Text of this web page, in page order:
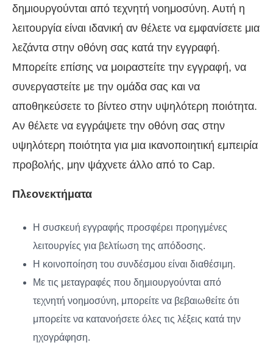
δημιουργούνται από τεχνητή νοημοσύνη. Αυτή η
λειτουργία είναι ιδανική αν θέλετε να εμφανίσετε μια
λεζάντα στην οθόνη σας κατά την εγγραφή.
Μπορείτε επίσης να μοιραστείτε την εγγραφή, να
συνεργαστείτε με την ομάδα σας και να
αποθηκεύσετε το βίντεο στην υψηλότερη ποιότητα.
Αν θέλετε να εγγράψετε την οθόνη σας στην
υψηλότερη ποιότητα για μια ικανοποιητική εμπειρία
προβολής, μην ψάχνετε άλλο από το Cap.
Πλεονεκτήματα
Η συσκευή εγγραφής προσφέρει προηγμένες
λειτουργίες για βελτίωση της απόδοσης.
Η κοινοποίηση του συνδέσμου είναι διαθέσιμη.
Με τις μεταγραφές που δημιουργούνται από
τεχνητή νοημοσύνη, μπορείτε να βεβαιωθείτε ότι
μπορείτε να κατανοήσετε όλες τις λέξεις κατά την
ηχογράφηση.